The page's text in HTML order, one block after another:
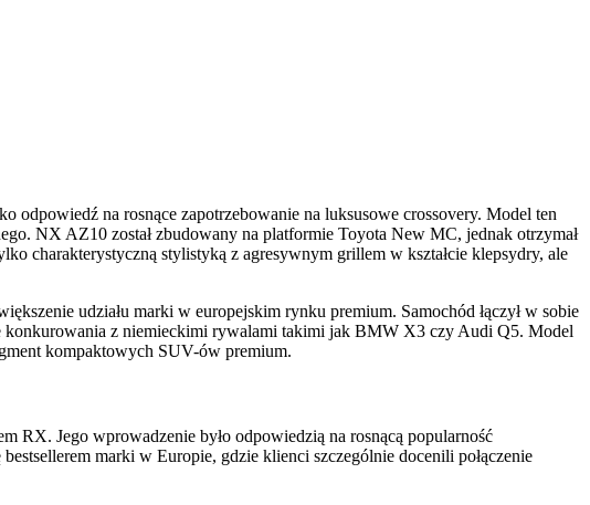
na rosnące zapotrzebowanie na luksusowe crossovery. Model ten
NX AZ10 został zbudowany na platformie Toyota New MC, jednak otrzymał
charakterystyczną stylistyką z agresywnym grillem w kształcie klepsydry, ale
udziału marki w europejskim rynku premium. Samochód łączył w sobie
konkurowania z niemieckimi rywalami takimi jak BMW X3 czy Audi Q5. Model
kompaktowych SUV-ów premium.
RX. Jego wprowadzenie było odpowiedzią na rosnącą popularność
marki w Europie, gdzie klienci szczególnie docenili połączenie